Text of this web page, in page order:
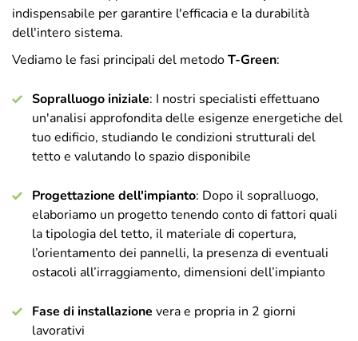
indispensabile per garantire l'efficacia e la durabilità
dell'intero sistema.
Vediamo le fasi principali del metodoT-Green:
Sopralluogo iniziale: I nostri specialisti effettuano
un'analisi approfondita delle esigenze energetiche del
tuo edificio, studiando le condizioni strutturali del
tetto e valutando lo spazio disponibile
Progettazione dell'impianto: Dopo il sopralluogo,
elaboriamo un progetto tenendo conto di fattori quali
la tipologia del tetto, il materiale di copertura,
l’orientamento dei pannelli, la presenza di eventuali
ostacoli all’irraggiamento, dimensioni dell’impianto
Fase di installazione vera e propria in 2 giorni
lavorativi